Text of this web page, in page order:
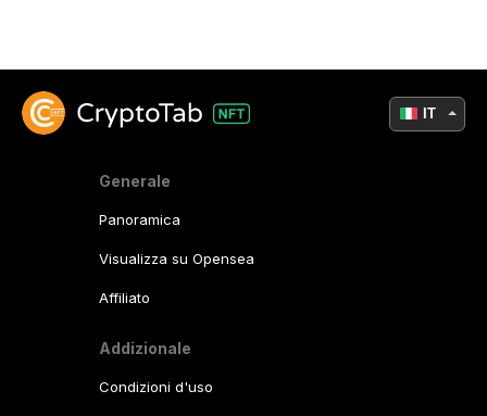
Generale
Panoramica
Visualizza su Opensea
Affiliato
Addizionale
Condizioni d'uso
IT